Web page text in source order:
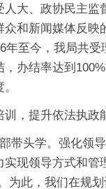
人大、政协民主监
众和新闻媒体反映
年至今，我局共受
，办结率达到
训，提升依法执政
带头学。强化领
现领导方式和管
为此，我们在规